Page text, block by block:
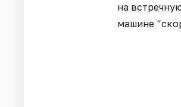
на
машине